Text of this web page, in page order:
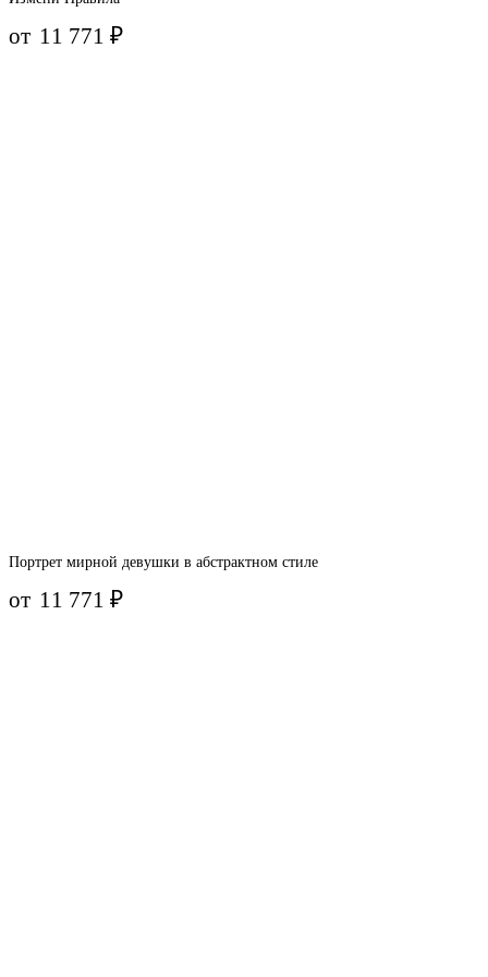
от 11 771₽
Портрет мирной девушки в абстрактном стиле
от 11 771₽